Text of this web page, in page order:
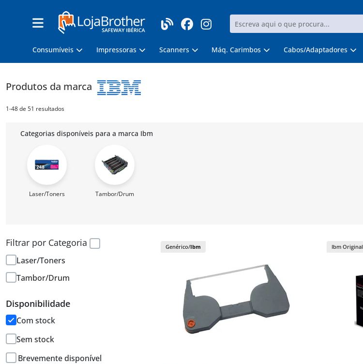
Consumíveis Impressoras Scanners Máq. Carimbos Cabos/Adaptadores
Produtos da marca
1-48 de 51 resultados
Categorias disponíveis para a marca Ibm
Laser/Toners Tambor/Drum
Filtrar por Categoria
Laser/Toners
Tambor/Drum
Disponibilidade
Com stock
Sem stock
Brevemente disponível
Genérico/Ibm Ibm Original